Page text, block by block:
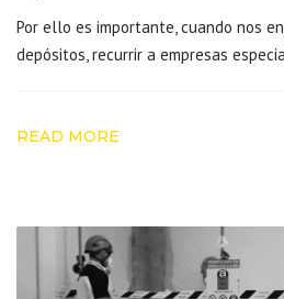
Por ello es importante, cuando nos
depósitos, recurrir a empresas
READ MORE